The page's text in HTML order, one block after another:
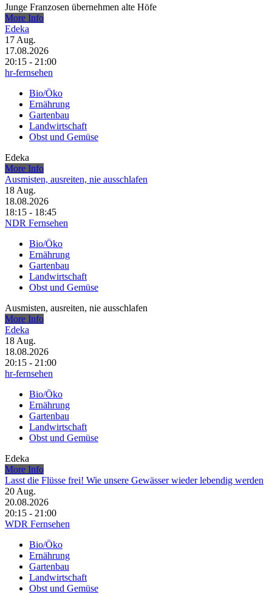
Junge Franzosen übernehmen alte Höfe
More Info
Edeka
17 Aug.
17.08.2026
20:15 - 21:00
hr-fernsehen
Bio/Öko
Ernährung
Gartenbau
Landwirtschaft
Obst und Gemüse
Edeka
More Info
Ausmisten, ausreiten, nie ausschlafen
18 Aug.
18.08.2026
18:15 - 18:45
NDR Fernsehen
Bio/Öko
Ernährung
Gartenbau
Landwirtschaft
Obst und Gemüse
Ausmisten, ausreiten, nie ausschlafen
More Info
Edeka
18 Aug.
18.08.2026
20:15 - 21:00
hr-fernsehen
Bio/Öko
Ernährung
Gartenbau
Landwirtschaft
Obst und Gemüse
Edeka
More Info
Lasst die Flüsse frei! Wie unsere Gewässer wieder lebendig werden
20 Aug.
20.08.2026
20:15 - 21:00
WDR Fernsehen
Bio/Öko
Ernährung
Gartenbau
Landwirtschaft
Obst und Gemüse